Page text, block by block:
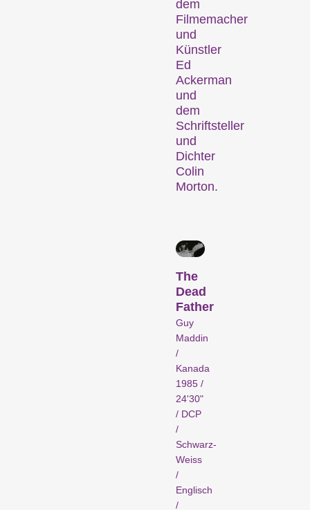
dem
Filmemacher
und
Künstler
Ed
Ackerman
und
dem
Schriftsteller
und
Dichter
Colin
Morton.
The
Dead
Father
Guy
Maddin
/
Kanada
1985 /
24'30"
/ DCP
/
Schwarz-
Weiss
/
Englisch
/
Filmische Einblicke in eine
Region, ein soziales
Phänomen oder einen
künstlerischen Trend.
Person im Fokus
einer filmschaffenden
Person wird ins
Rampenlicht gestellt.
Spezialprogramme
Kurzfilmprogramme zu
Themen, die unseren